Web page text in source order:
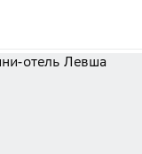
бронь уже ваши.